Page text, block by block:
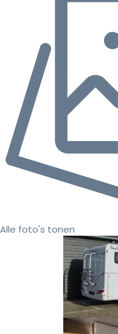
Alle foto's tonen